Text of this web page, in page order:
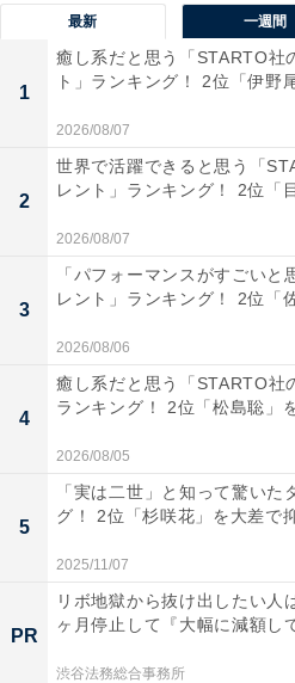
感じさせるブランド力が評価さ
回答者からは「見た目のカッ
るデザインで気分が上がって
男性／愛媛県）、「レクサス
を行き来したい」（60代男性
り憧れがあるから」（50代女
トが寄せられていました。
※回答コメントは原文ママです
次ページ 12位まで
最新 一週間
1
癒し系だと思う「STARTO社
ト」ランキング！ 2位「伊野
2026/08/07
2
世界で活躍できると思う「
レント」ランキング！ 2位「
2026/08/07
3
「パフォーマンスがすごいと
レント」ランキング！ 2位「
2026/08/06
4
癒し系だと思う「STARTO社
ランキング！ 2位「松島聡」
2026/08/05
5
「実は二世」と知って驚いた
グ！ 2位「杉咲花」を大差で
2025/11/07
PR
リボ地獄から抜け出したい人
ヶ月停止して『大幅に減額し
渋谷法務総合事務所